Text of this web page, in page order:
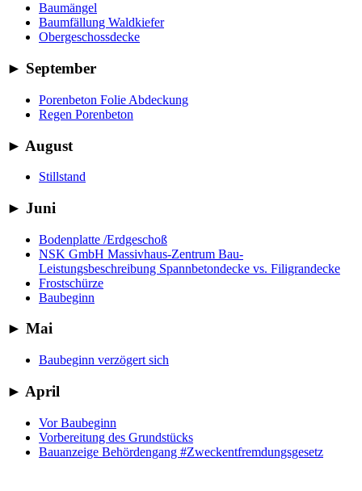
Baumängel
Baumfällung Waldkiefer
Obergeschossdecke
► September
Porenbeton Folie Abdeckung
Regen Porenbeton
► August
Stillstand
► Juni
Bodenplatte /Erdgeschoß
NSK GmbH Massivhaus-Zentrum Bau-
Leistungsbeschreibung Spannbetondecke vs. Filigrandecke
Frostschürze
Baubeginn
► Mai
Baubeginn verzögert sich
► April
Vor Baubeginn
Vorbereitung des Grundstücks
Bauanzeige Behördengang #Zweckentfremdungsgesetz